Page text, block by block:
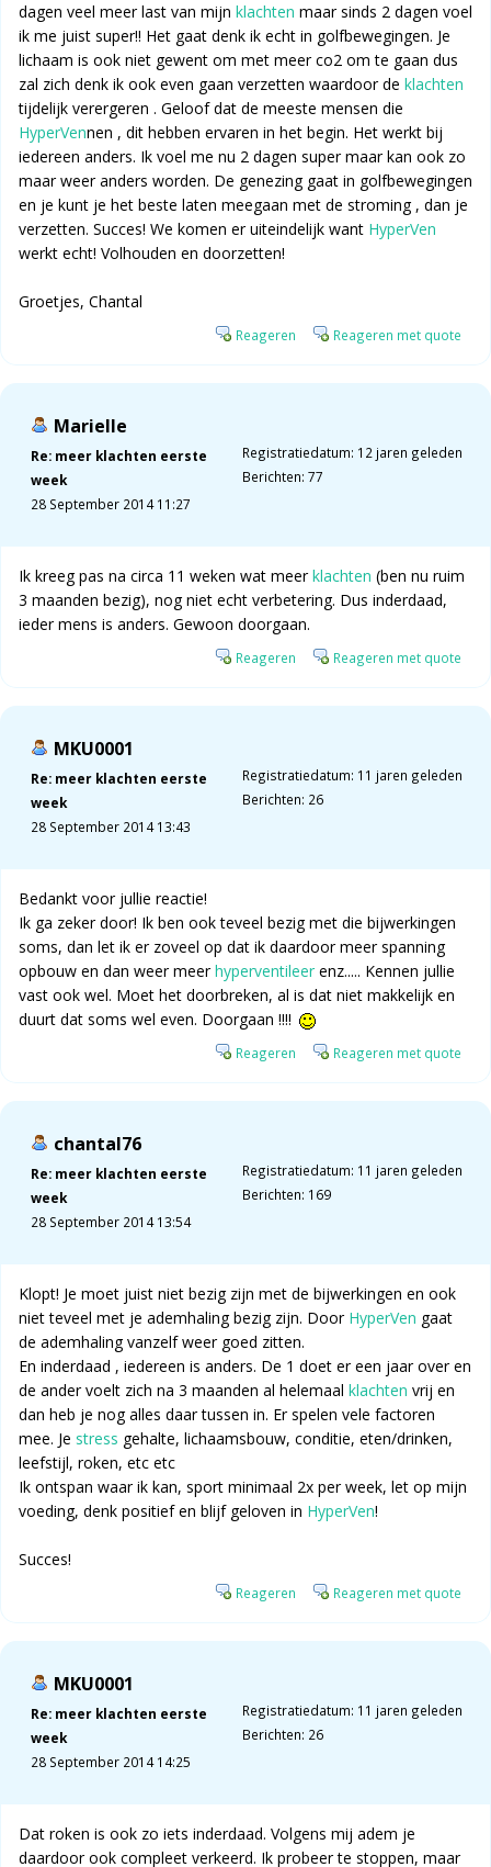
dagen veel meer last van mijn klachten maar sinds 2 dagen voel
ik me juist super!! Het gaat denk ik echt in golfbewegingen. Je
lichaam is ook niet gewent om met meer co2 om te gaan dus
zal zich denk ik ook even gaan verzetten waardoor de klachten
tijdelijk verergeren . Geloof dat de meeste mensen die
HyperVennen , dit hebben ervaren in het begin. Het werkt bij
iedereen anders. Ik voel me nu 2 dagen super maar kan ook zo
maar weer anders worden. De genezing gaat in golfbewegingen
en je kunt je het beste laten meegaan met de stroming , dan je
verzetten. Succes! We komen er uiteindelijk want HyperVen
werkt echt! Volhouden en doorzetten!
Groetjes, Chantal
Reageren Reageren met quote
Marielle
Re: meer klachten eerste
week
28 September 2014 11:27
Registratiedatum: 12 jaren geleden
Berichten: 77
Ik kreeg pas na circa 11 weken wat meerklachten (ben nu ruim
3 maanden bezig), nog niet echt verbetering. Dus inderdaad,
ieder mens is anders. Gewoon doorgaan.
Reageren Reageren met quote
MKU0001
Re: meer klachten eerste
week
28 September 2014 13:43
Registratiedatum: 11 jaren geleden
Berichten: 26
Bedankt voor jullie reactie!
Ik ga zeker door! Ik ben ook teveel bezig met die bijwerkingen
soms, dan let ik er zoveel op dat ik daardoor meer spanning
opbouw en dan weer meerhyperventileer enz..... Kennen jullie
vast ook wel. Moet het doorbreken, al is dat niet makkelijk en
duurt dat soms wel even. Doorgaan !!!!
Reageren Reageren met quote
chantal76
Re: meer klachten eerste
week
28 September 2014 13:54
Registratiedatum: 11 jaren geleden
Berichten: 169
Klopt! Je moet juist niet bezig zijn met de bijwerkingen en ook
niet teveel met je ademhaling bezig zijn. Door HyperVen gaat
de ademhaling vanzelf weer goed zitten.
En inderdaad , iedereen is anders. De 1 doet er een jaar over en
de ander voelt zich na 3 maanden al helemaal klachten vrij en
dan heb je nog alles daar tussen in. Er spelen vele factoren
mee. Je stress gehalte, lichaamsbouw, conditie, eten/drinken,
leefstijl, roken, etc etc
Ik ontspan waar ik kan, sport minimaal 2x per week, let op mijn
voeding, denk positief en blijf geloven in HyperVen!
Succes!
Reageren Reageren met quote
MKU0001
Re: meer klachten eerste
week
28 September 2014 14:25
Registratiedatum: 11 jaren geleden
Berichten: 26
Dat roken is ook zo iets inderdaad. Volgens mij adem je
daardoor ook compleet verkeerd. Ik probeer te stoppen, maar